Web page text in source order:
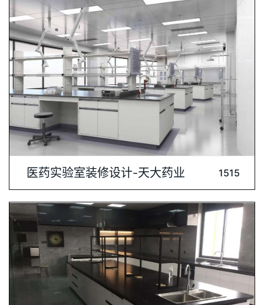
验室的装修设计至关重要。它不仅关乎科研成果的质量，还直接
求，又保障人员安全的实验室环境，是每一个医药实验室的核心
任务。一、设计理念医药实验室的装修设计应以人性化、
医药实验室装修设计-天大药业 1515